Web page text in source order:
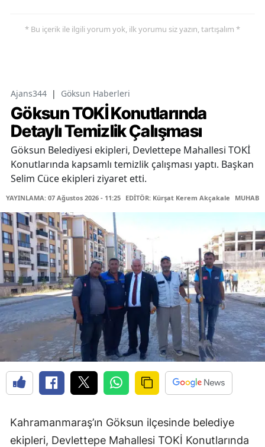
* Bu içerik ile ilgili yorum yok, ilk yorumu siz yazın, tartışalım *
Ajans344 | Göksun Haberleri
Göksun TOKİ Konutlarında
Detaylı Temizlik Çalışması
Göksun Belediyesi ekipleri, Devlettepe Mahallesi TOKİ
Konutlarında kapsamlı temizlik çalışması yaptı. Başkan
Selim Cüce ekipleri ziyaret etti.
YAYINLAMA: 07 Ağustos 2026 - 11:25 EDİTÖR: Kürşat Kerem Akçakale
Kahramanmaraş’ın Göksun ilçesinde belediye
ekipleri, Devlettepe Mahallesi TOKİ Konutlarında